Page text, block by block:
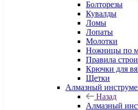
Болторезы
Кувалды
Ломы
Лопаты
Молотки
Ножницы по
Правила
Крючки для
Щетки
Алмазный
Назад
Алмазный